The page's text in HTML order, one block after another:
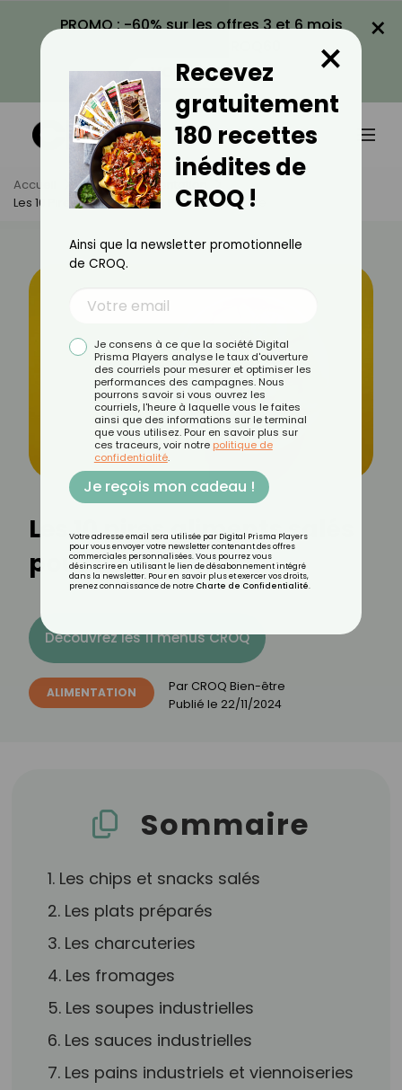
PROMO : -60% sur les offres 3 et 6 mois
VOIR LA PROMO
×
Accueil Actus
Alimentation
Les 10 Pires Aliments Salés Pour Votre Santé
Les 10 pires aliments salés
pour votre santé
Découvrez les 11 menus CROQ
ALIMENTATION Par CROQ Bien-être
Publié le 22/11/2024
Sommaire
1. Les chips et snacks salés
2. Les plats préparés
3. Les charcuteries
4. Les fromages
5. Les soupes industrielles
6. Les sauces industrielles
7. Les pains industriels et viennoiseries
Recevez
gratuitement
180 recettes
inédites de
CROQ !
×
Ainsi que la newsletter promotionnelle
de CROQ.
Je consens à ce que la société Digital
Prisma Players analyse le taux d'ouverture
des courriels pour mesurer et optimiser les
performances des campagnes. Nous
pourrons savoir si vous ouvrez les
courriels, l'heure à laquelle vous le faites
ainsi que des informations sur le terminal
que vous utilisez. Pour en savoir plus sur
ces traceurs, voir notre politique de
confidentialité.
Je reçois mon cadeau !
Votre adresse email sera utilisée par Digital Prisma Players
pour vous envoyer votre newsletter contenant des offres
commerciales personnalisées. Vous pourrez vous
désinscrire en utilisant le lien de désabonnement intégré
dans la newsletter. Pour en savoir plus et exercer vos droits,
prenez connaissance de notre Charte de Confidentialité.